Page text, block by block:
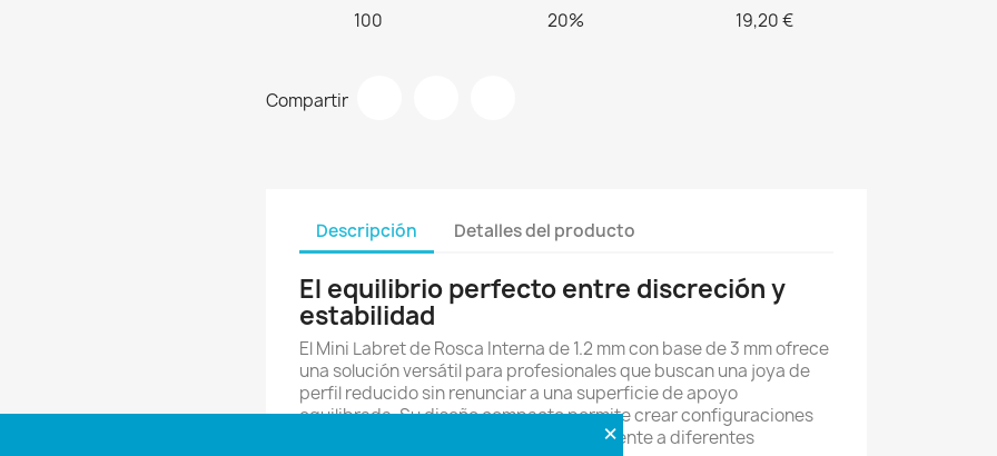
100 20% 19,20 €
Compartir
Descripción Detalles del producto
El equilibrio perfecto entre discreción y
estabilidad
El Mini Labret de Rosca Interna de 1.2 mm con base de 3 mm ofrece
una solución versátil para profesionales que buscan una joya de
perfil reducido sin renunciar a una superficie de apoyo
equilibrada. Su diseño compacto permite crear configuraciones
limpias y cómodas, adaptándose fácilmente a diferentes
×